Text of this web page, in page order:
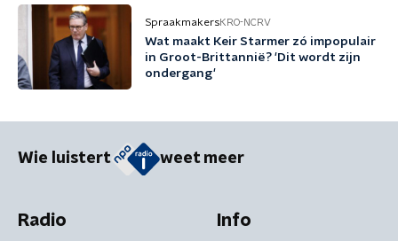
SpraakmakersKRO-NCRV
Wat maakt Keir Starmer zó impopulair
in Groot-Brittannië? 'Dit wordt zijn
ondergang'
Wie luistert weet meer
Radio Info